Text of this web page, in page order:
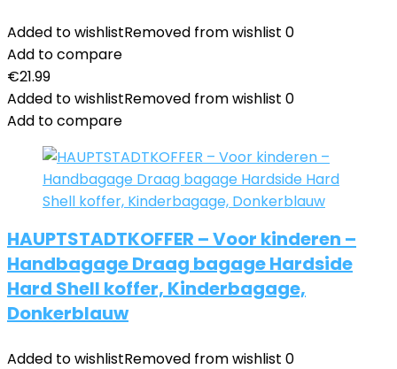
Added to wishlistRemoved from wishlist 0
Add to compare
€21.99
Added to wishlistRemoved from wishlist 0
Add to compare
HAUPTSTADTKOFFER – Voor kinderen –
Handbagage Draag bagage Hardside
Hard Shell koffer, Kinderbagage,
Donkerblauw
Added to wishlistRemoved from wishlist 0